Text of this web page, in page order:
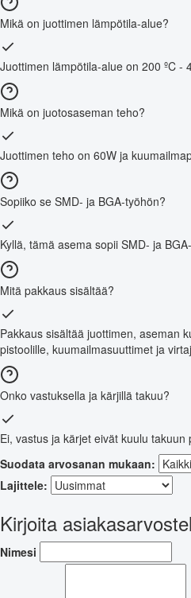
Mikä on juottimen lämpötila-alue?
Juottimen lämpötila-alue on 200 ºC -
Mikä on juotosaseman teho?
Juottimen teho on 60W ja
Sopiiko se SMD- ja BGA-työhön?
Kyllä, tämä asema sopii SMD- ja
Mitä pakkaus sisältää?
Pakkaus sisältää juottimen, aseman
pistoolille, kuumailmasuuttimet ja
Onko vastuksella ja kärjillä takuu?
Ei, vastus ja kärjet eivät kuulu takuun
Suodata arvosanan mukaan:
Lajittele:
Kirjoita
Nimesi